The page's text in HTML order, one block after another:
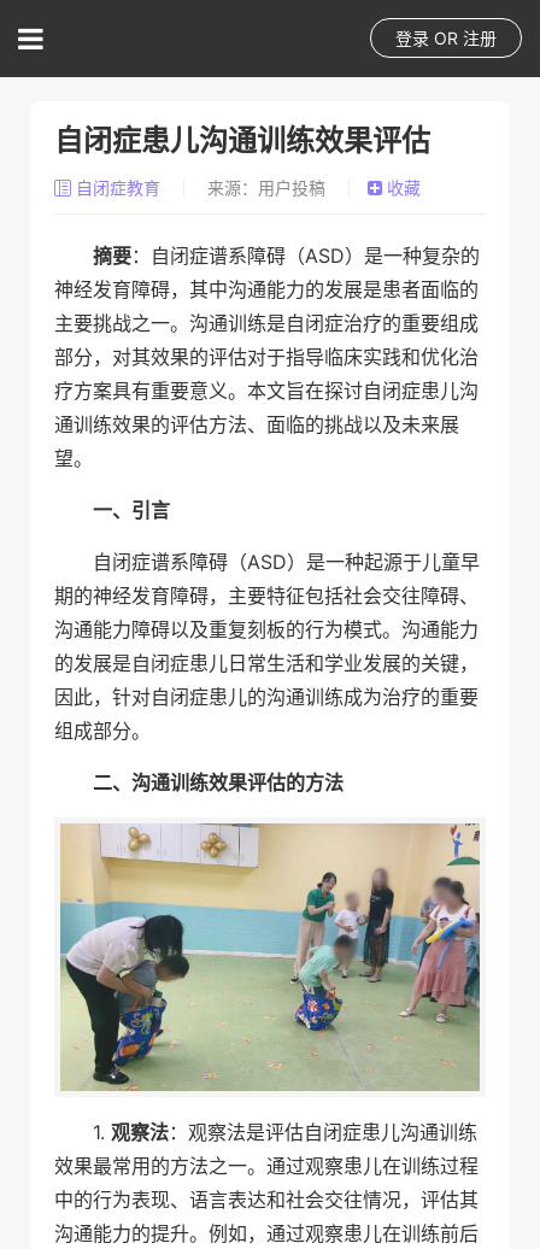
登录 OR 注册
自闭症患儿沟通训练效果评估
自闭症教育 来源：用户投稿 收藏
摘要：自闭症谱系障碍（ASD）是一种复杂的
神经发育障碍，其中沟通能力的发展是患者面临的
主要挑战之一。沟通训练是自闭症治疗的重要组成
部分，对其效果的评估对于指导临床实践和优化治
疗方案具有重要意义。本文旨在探讨自闭症患儿沟
通训练效果的评估方法、面临的挑战以及未来展
望。
一、引言
自闭症谱系障碍（ASD）是一种起源于儿童早
期的神经发育障碍，主要特征包括社会交往障碍、
沟通能力障碍以及重复刻板的行为模式。沟通能力
的发展是自闭症患儿日常生活和学业发展的关键，
因此，针对自闭症患儿的沟通训练成为治疗的重要
组成部分。
二、沟通训练效果评估的方法
1. 观察法：观察法是评估自闭症患儿沟通训练
效果最常用的方法之一。通过观察患儿在训练过程
中的行为表现、语言表达和社会交往情况，评估其
沟通能力的提升。例如，通过观察患儿在训练前后